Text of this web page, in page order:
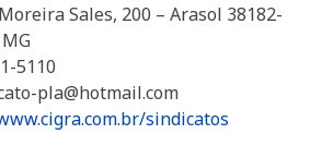
Sales, 200 – Arasol 38182-
5110
pla@hotmail.com
sindicatos